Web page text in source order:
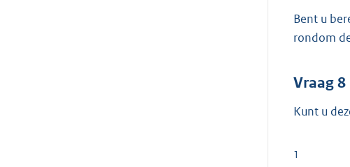
Bent u
rondom
Vraag 8
Kunt u
1